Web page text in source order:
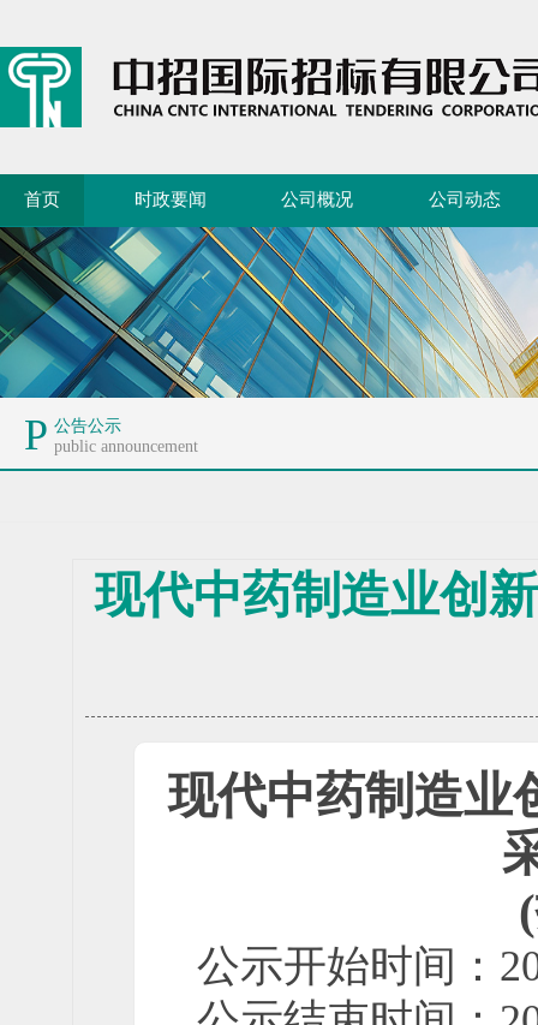
首页 时政要闻 公司概况 公司动态
P 公告公示
public announcement
现代中药制造业创
现代中药制造业
公示开始时间：